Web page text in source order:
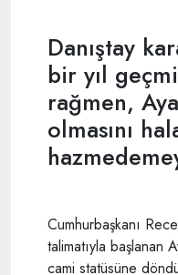
Danıştay
bir yıl
rağmen,
olmasını
Cumhurbaşkanı
talimatıyla başlanan
cami statüsüne